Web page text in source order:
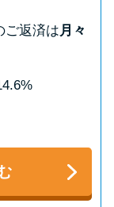
入があると
クの口コミ
ーンの問い
の問い合わ
ご返済は月々